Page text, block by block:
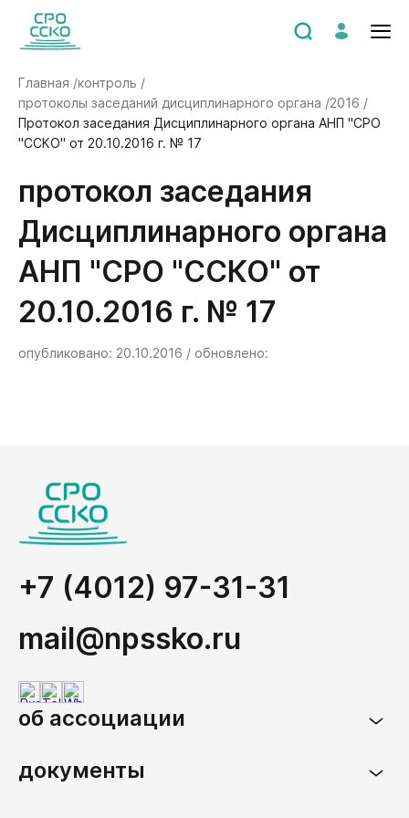
Главная /контроль /
протоколы заседаний дисциплинарного органа /2016 /
Протокол заседания Дисциплинарного органа АНП "СРО
"ССКО" от 20.10.2016 г. № 17
Протокол заседания
Дисциплинарного органа
АНП "СРО "ССКО" от
20.10.2016 г. № 17
опубликовано: 20.10.2016 / обновлено:
+7 (4012) 97-31-31
mail@npssko.ru
об ассоциации
документы